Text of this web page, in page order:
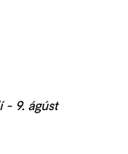
- 9. ágúst